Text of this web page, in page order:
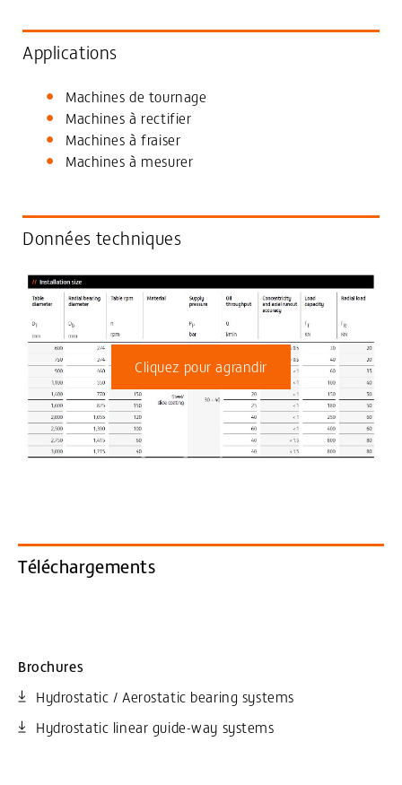
Applications
Machines de tournage
Machines à rectifier
Machines à fraiser
Machines à mesurer
Données techniques
Cliquez pour agrandir
Téléchargements
Brochures
Hydrostatic / Aerostatic bearing systems
Hydrostatic linear guide-way systems